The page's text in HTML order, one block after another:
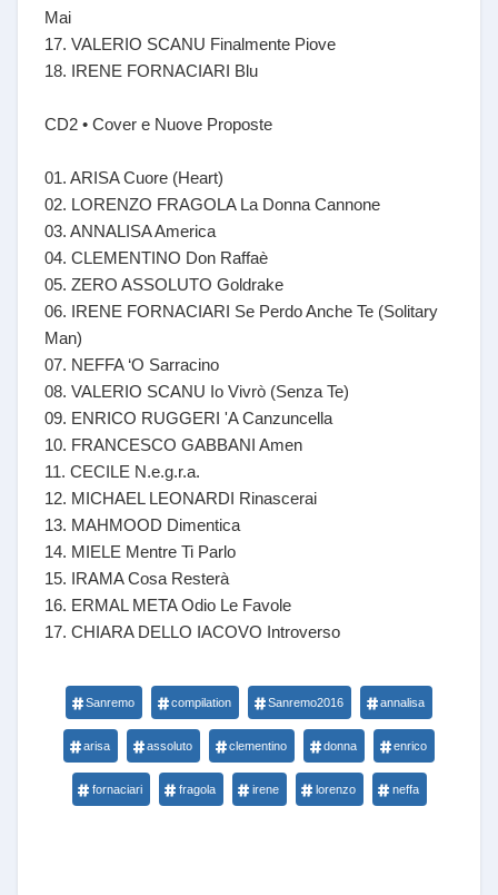
Mai
17. VALERIO SCANU Finalmente Piove
18. IRENE FORNACIARI Blu
CD2 • Cover e Nuove Proposte
01. ARISA Cuore (Heart)
02. LORENZO FRAGOLA La Donna Cannone
03. ANNALISA America
04. CLEMENTINO Don Raffaè
05. ZERO ASSOLUTO Goldrake
06. IRENE FORNACIARI Se Perdo Anche Te (Solitary
Man)
07. NEFFA ‘O Sarracino
08. VALERIO SCANU Io Vivrò (Senza Te)
09. ENRICO RUGGERI 'A Canzuncella
10. FRANCESCO GABBANI Amen
11. CECILE N.e.g.r.a.
12. MICHAEL LEONARDI Rinascerai
13. MAHMOOD Dimentica
14. MIELE Mentre Ti Parlo
15. IRAMA Cosa Resterà
16. ERMAL META Odio Le Favole
17. CHIARA DELLO IACOVO Introverso
Sanremo compilation Sanremo2016 annalisa
arisa assoluto clementino donna enrico
fornaciari fragola irene lorenzo neffa